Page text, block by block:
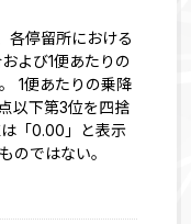
各停留所における
よび1便あたりの
1便あたりの乗降
以下第3位を四捨
「0.00」と表示
のではない。